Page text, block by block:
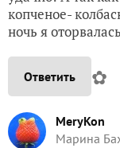
копченое-
ночь я
Ответить ✿
MeryKon
Марина